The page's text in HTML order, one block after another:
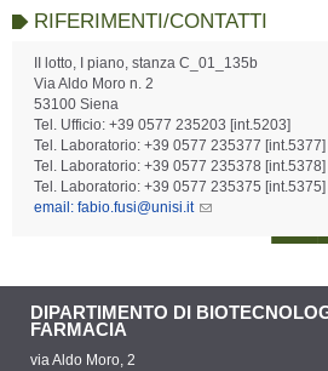
RIFERIMENTI/CONTATTI
II lotto, I piano, stanza C_01_135b
Via Aldo Moro n. 2
53100 Siena
Tel. Ufficio: +39 0577 235203 [int.5203]
Tel. Laboratorio: +39 0577 235377 [int.5377]
Tel. Laboratorio: +39 0577 235378 [int.5378]
Tel. Laboratorio: +39 0577 235375 [int.5375]
email: fabio.fusi@unisi.it
DIPARTIMENTO DI
FARMACIA
via Aldo Moro, 2